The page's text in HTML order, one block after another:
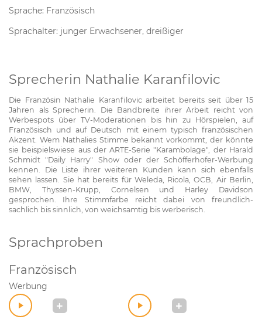
Sprache: Französisch
Sprachalter: junger Erwachsener, dreißiger
Sprecherin Nathalie Karanfilovic
Die Französin Nathalie Karanfilovic arbeitet bereits seit über 15
Jahren als Sprecherin. Die Bandbreite ihrer Arbeit reicht von
Werbespots über TV-Moderationen bis hin zu Hörspielen, auf
Französisch und auf Deutsch mit einem typisch französischen
Akzent. Wem Nathalies Stimme bekannt vorkommt, der könnte
sie beispielswiese aus der ARTE-Serie "Karambolage", der Harald
Schmidt "Daily Harry" Show oder der Schöfferhofer-Werbung
kennen. Die Liste ihrer weiteren Kunden kann sich ebenfalls
sehen lassen. Sie hat bereits für Weleda, Ricola, OCB, Air Berlin,
BMW, Thyssen-Krupp, Cornelsen und Harley Davidson
gesprochen. Ihre Stimmfarbe reicht dabei von freundlich-
sachlich bis sinnlich, von weichsamtig bis werberisch.
Sprachproben
Französisch
Werbung